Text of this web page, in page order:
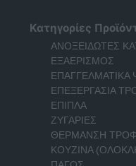
Κατηγορίες
ΑΝΟΞΕΙΔΩΤΕΣ
ΕΞΑΕΡΙΣΜΟΣ
ΕΠΑΓΓΕΛΜΑΤΙΚΑ
ΕΠΕΞΕΡΓΑΣΙΑ
ΕΠΙΠΛΑ
ΖΥΓΑΡΙΕΣ
ΘΕΡΜΑΝΣΗ
ΚΟΥΖΙΝΑ